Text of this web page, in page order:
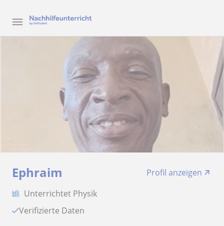
Ephraim
Profil anzeigen
Unterrichtet Physik
Verifizierte Daten